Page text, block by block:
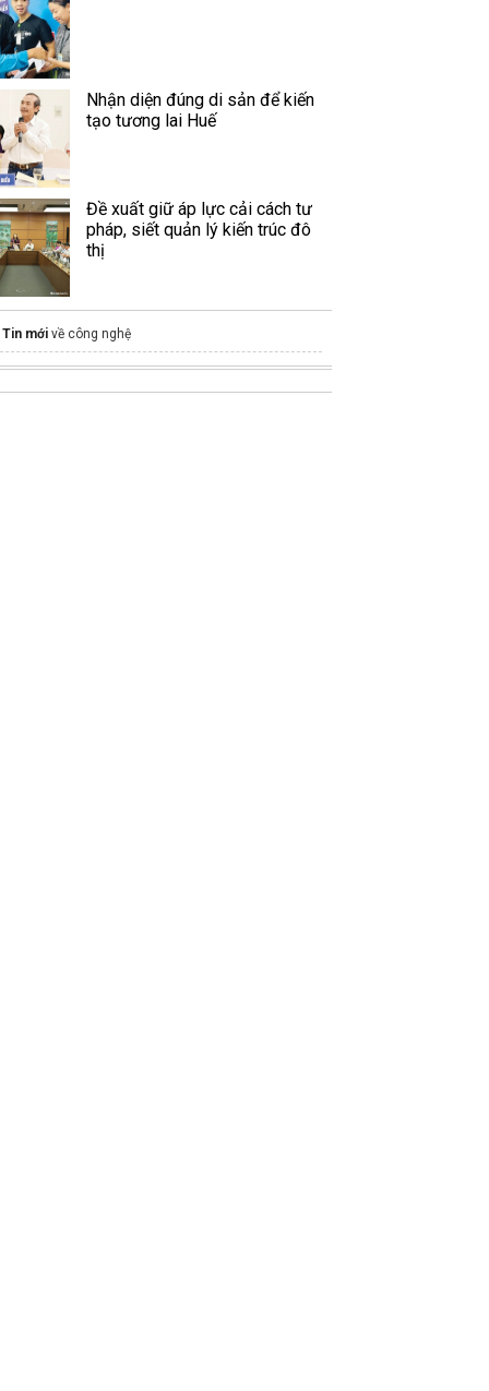
Nhận diện đúng di sản để kiến
tạo tương lai Huế
Đề xuất giữ áp lực cải cách tư
pháp, siết quản lý kiến trúc đô
thị
Tin mới về công nghệ